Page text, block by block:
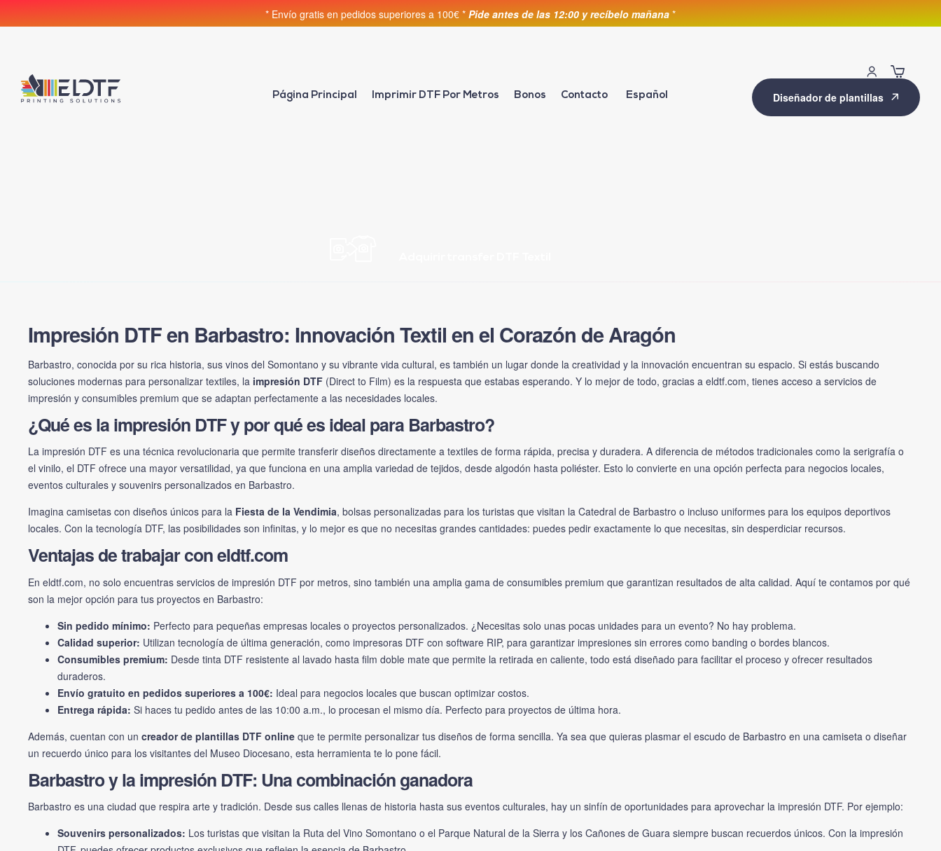
* Envío gratis en pedidos superiores a 100€ * Pide antes de las 12:00 y recíbelo mañana *
Página Principal Imprimir DTF Por Metros Bonos Contacto Español Diseñador de plantillas
Impresión DTF en Barbastro: Innovación Textil en el Corazón de Aragón
Barbastro, conocida por su rica historia, sus vinos del Somontano y su vibrante vida cultural, es también un lugar donde la creatividad y la innovación encuentran su espacio. Si estás buscando
soluciones modernas para personalizar textiles, la impresión DTF (Direct to Film) es la respuesta que estabas esperando. Y lo mejor de todo, gracias a eldtf.com, tienes acceso a servicios de
impresión y consumibles premium que se adaptan perfectamente a las necesidades locales.
¿Qué es la impresión DTF y por qué es ideal para Barbastro?
La impresión DTF es una técnica revolucionaria que permite transferir diseños directamente a textiles de forma rápida, precisa y duradera. A diferencia de métodos tradicionales como la serigrafía o
el vinilo, el DTF ofrece una mayor versatilidad, ya que funciona en una amplia variedad de tejidos, desde algodón hasta poliéster. Esto lo convierte en una opción perfecta para negocios locales,
eventos culturales y souvenirs personalizados en Barbastro.
Imagina camisetas con diseños únicos para la Fiesta de la Vendimia, bolsas personalizadas para los turistas que visitan la Catedral de Barbastro o incluso uniformes para los equipos deportivos
locales. Con la tecnología DTF, las posibilidades son infinitas, y lo mejor es que no necesitas grandes cantidades: puedes pedir exactamente lo que necesitas, sin desperdiciar recursos.
Ventajas de trabajar con eldtf.com
En eldtf.com, no solo encuentras servicios de impresión DTF por metros, sino también una amplia gama de consumibles premium que garantizan resultados de alta calidad. Aquí te contamos por qué
son la mejor opción para tus proyectos en Barbastro:
Sin pedido mínimo: Perfecto para pequeñas empresas locales o proyectos personalizados. ¿Necesitas solo unas pocas unidades para un evento? No hay problema.
Calidad superior: Utilizan tecnología de última generación, como impresoras DTF con software RIP, para garantizar impresiones sin errores como banding o bordes blancos.
Consumibles premium: Desde tinta DTF resistente al lavado hasta film doble mate que permite la retirada en caliente, todo está diseñado para facilitar el proceso y ofrecer resultados
duraderos.
Envío gratuito en pedidos superiores a 100€: Ideal para negocios locales que buscan optimizar costos.
Entrega rápida: Si haces tu pedido antes de las 10:00 a.m., lo procesan el mismo día. Perfecto para proyectos de última hora.
Además, cuentan con un creador de plantillas DTF online que te permite personalizar tus diseños de forma sencilla. Ya sea que quieras plasmar el escudo de Barbastro en una camiseta o diseñar
un recuerdo único para los visitantes del Museo Diocesano, esta herramienta te lo pone fácil.
Barbastro y la impresión DTF: Una combinación ganadora
Barbastro es una ciudad que respira arte y tradición. Desde sus calles llenas de historia hasta sus eventos culturales, hay un sinfín de oportunidades para aprovechar la impresión DTF. Por ejemplo:
Souvenirs personalizados: Los turistas que visitan la Ruta del Vino Somontano o el Parque Natural de la Sierra y los Cañones de Guara siempre buscan recuerdos únicos. Con la impresión